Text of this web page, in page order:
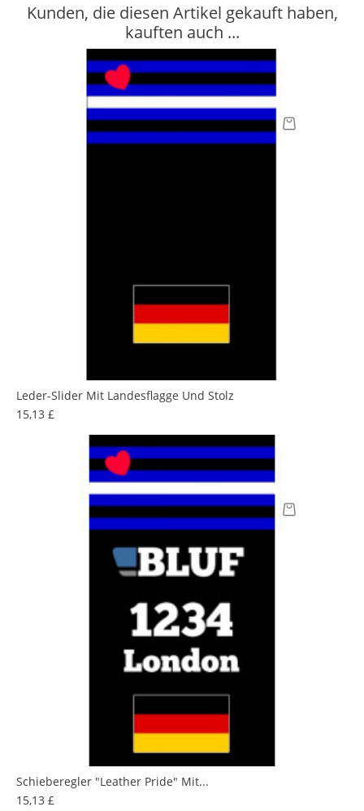
Kunden, die diesen Artikel gekauft haben,
kauften auch ...
Leder-Slider Mit Landesflagge Und Stolz
15,13 £
Schieberegler "Leather Pride" Mit...
15,13 £